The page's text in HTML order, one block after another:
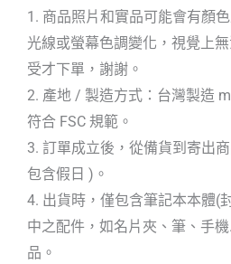
1. 商品照片和實品可能會有顏
光線或螢幕色調變化，視覺上
受才下單，謝謝。
2. 產地 / 製造方式：台灣製造
符合 FSC 規範。
3. 訂單成立後，從備貨到寄出
包含假日 )。
4. 出貨時，僅包含筆記本本體(
中之配件，如名片夾、筆、手
品。